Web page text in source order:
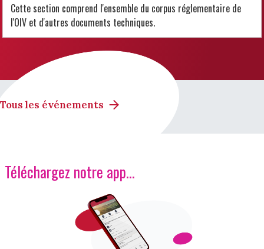
Cette section comprend l'ensemble du corpus réglementaire de
l'OIV et d'autres documents techniques.
Tous les événements
Téléchargez notre app…